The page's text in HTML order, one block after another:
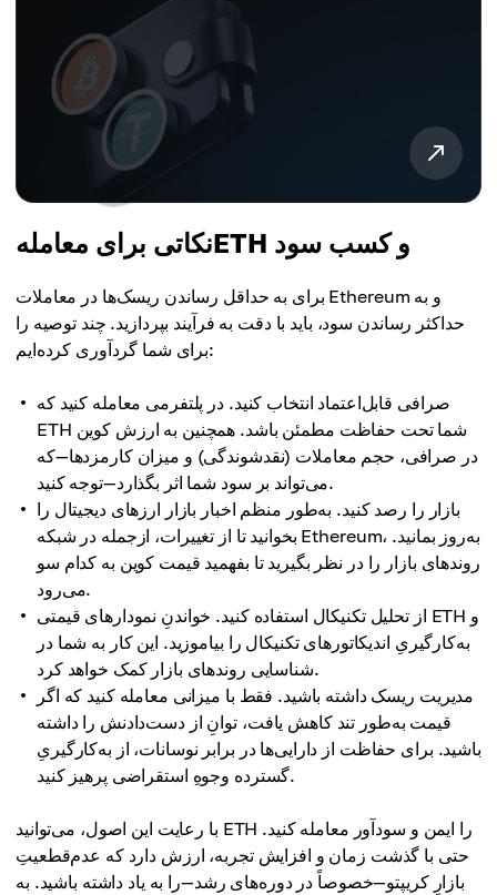
نکاتی برای معاملهETH و کسب سود
برای به حداقل رساندن ریسک‌ها در معاملات Ethereum و به
حداکثر رساندن سود، باید با دقت به فرآیند بپردازید. چند توصیه را
برای شما گردآوری کرده‌ایم:
صرافی قابل‌اعتماد انتخاب کنید. در پلتفرمی معامله کنید که
ETH شما تحت حفاظت مطمئن باشد. همچنین به ارزش کوین
در صرافی، حجم معاملات (نقدشوندگی) و میزان کارمزدها—که
می‌تواند بر سود شما اثر بگذارد—توجه کنید.
بازار را رصد کنید. به‌طور منظم اخبار بازار ارزهای دیجیتال را
بخوانید تا از تغییرات، ازجمله در شبکه Ethereum، به‌روز بمانید.
روندهای بازار را در نظر بگیرید تا بفهمید قیمت کوین به کدام سو
می‌رود.
از تحلیل تکنیکال استفاده کنید. خواندنِ نمودارهای قیمتی ETH و
به‌کارگیریِ اندیکاتورهای تکنیکال را بیاموزید. این کار به شما در
شناسایی روندهای بازار کمک خواهد کرد.
مدیریت ریسک داشته باشید. فقط با میزانی معامله کنید که اگر
قیمت به‌طور تند کاهش یافت، توانِ از دست‌دادنش را داشته
باشید. برای حفاظت از دارایی‌ها در برابر نوسانات، از به‌کارگیریِ
گسترده وجوهِ استقراضی پرهیز کنید.
با رعایت این اصول، می‌توانید ETH را ایمن و سودآور معامله کنید.
حتی با گذشت زمان و افزایش تجربه، ارزش دارد که عدم‌قطعیتِ
بازارِ کریپتو—خصوصاً در دوره‌های رشد—را به یاد داشته باشید. به